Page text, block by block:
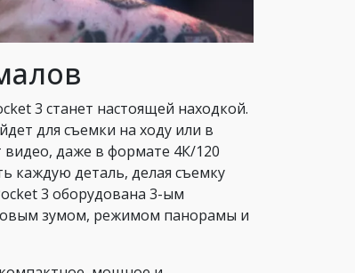
3 станет настоящей находкой.
для съемки на ходу или в
видео, даже в формате 4К/120
каждую деталь, делая съемку
3 оборудована 3-ым
зумом, режимом панорамы и